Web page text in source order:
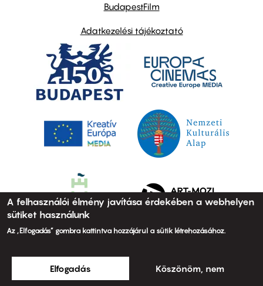
BudapestFilm
Adatkezelési tájékoztató
A felhasználói élmény javítása érdekében a webhelyen
sütiket használunk
Az „Elfogadás” gombra kattintva hozzájárul a sütik létrehozásához.
Elfogadás Köszönöm, nem